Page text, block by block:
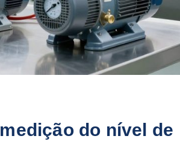
do nível de